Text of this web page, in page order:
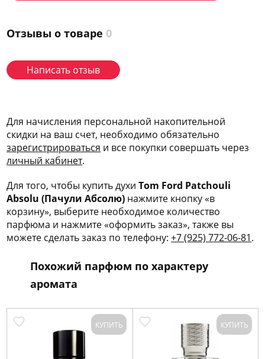
Отзывы о товаре 0
Написать отзыв
Для начисления персональной накопительной
скидки на ваш счет, необходимо обязательно
зарегистрироваться и все покупки совершать через
личный кабинет.
Для того, чтобы купить духиTom Ford Patchouli
Absolu (Пачули Абсолю) нажмите кнопку «в
корзину», выберите необходимое количество
парфюма и нажмите «оформить заказ», также вы
можете сделать заказ по телефону:+7 (925) 772-06-81.
Похожий парфюм по характеру
аромата
КУПИТЬ КУПИТЬ